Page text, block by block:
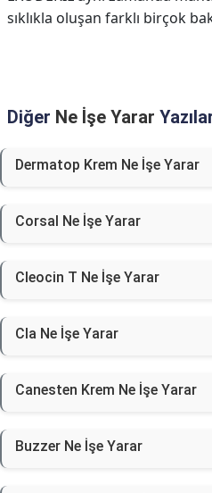
sıklıkla oluşan farklı birçok
Diğer Ne İşe Yarar
Dermatop Krem Ne İşe Yarar
Corsal Ne İşe Yarar
Cleocin T Ne İşe Yarar
Cla Ne İşe Yarar
Canesten Krem Ne İşe Yarar
Buzzer Ne İşe Yarar